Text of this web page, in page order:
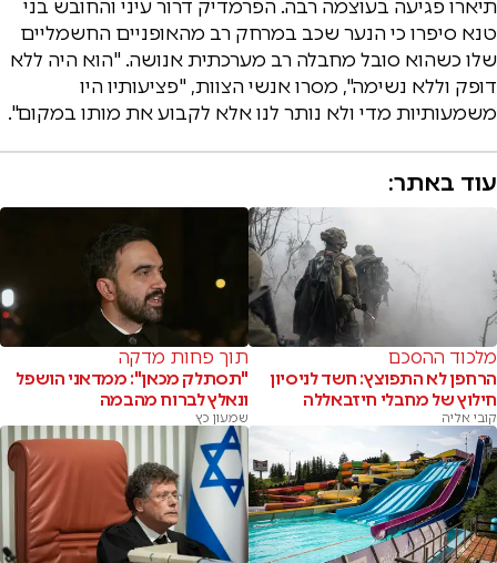
תיארו פגיעה בעוצמה רבה. הפרמדיק דרור עיני והחובש בני
טנא סיפרו כי הנער שכב במרחק רב מהאופניים החשמליים
שלו כשהוא סובל מחבלה רב מערכתית אנושה. "הוא היה ללא
דופק וללא נשימה", מסרו אנשי הצוות, "פציעותיו היו
משמעותיות מדי ולא נותר לנו אלא לקבוע את מותו במקום".
עוד באתר:
מלכוד ההסכם
הרחפן לא התפוצץ: חשד לניסיון
חילוץ של מחבלי חיזבאללה
קובי אליה
תוך פחות מדקה
"תסתלק מכאן": ממדאני הושפל
ונאלץ לברוח מהבמה
שמעון כץ